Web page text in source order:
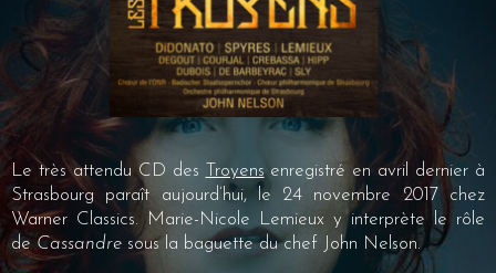
Le très attendu CD des Troyensenregistré en avril dernier à
Strasbourg paraît aujourd’hui, le 24 novembre 2017 chez
Warner Classics. Marie-Nicole Lemieux y interprète le rôle
de Cassandre sous la baguette du chef John Nelson.